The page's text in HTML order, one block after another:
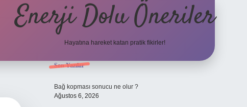
Enerji Dolu Öneriler
Hayatına hareket katan pratik fikirler!
Sidebar
Son Yazılar
Bağ kopması sonucu ne olur ?
Ağustos 6, 2026